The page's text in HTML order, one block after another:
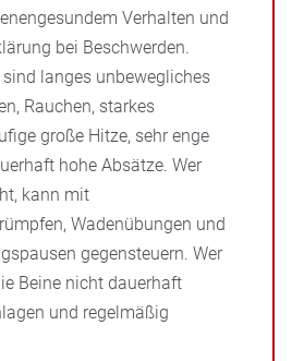
Verhalten und
bei Beschwerden.
langes unbewegliches
Rauchen, starkes
große Hitze, sehr enge
hohe Absätze. Wer
kann mit
Wadenübungen und
gegensteuern. Wer
Beine nicht dauerhaft
und regelmäßig